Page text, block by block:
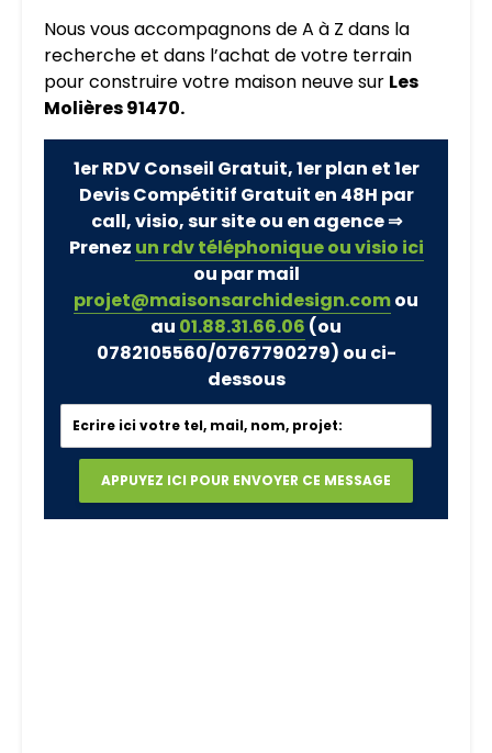
Nous vous accompagnons de A à Z dans la
recherche et dans l’achat de votre terrain
pour construire votre maison neuve sur Les
Molières 91470.
1er RDV Conseil Gratuit, 1er plan et 1er
Devis Compétitif Gratuit en 48H par
call, visio, sur site ou en agence ⇒
Prenez un rdv téléphonique ou visio ici
ou par mail
projet@maisonsarchidesign.comou
au 01.88.31.66.06 (ou
0782105560/0767790279) ou ci-
dessous